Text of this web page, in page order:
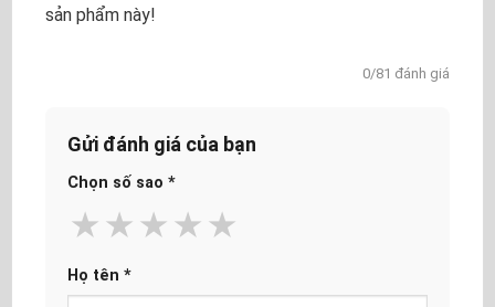
sản phẩm này!
0/81 đánh giá
Gửi đánh giá của bạn
Chọn số sao *
★
★
★
★
★
Họ tên *